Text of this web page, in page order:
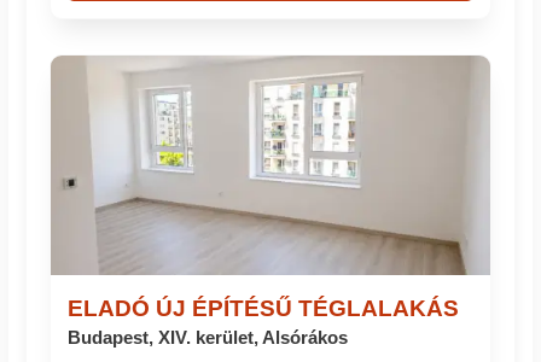
ELADÓ ÚJ ÉPÍTÉSŰ TÉGLALAKÁS
Budapest, XIV. kerület, Alsórákos